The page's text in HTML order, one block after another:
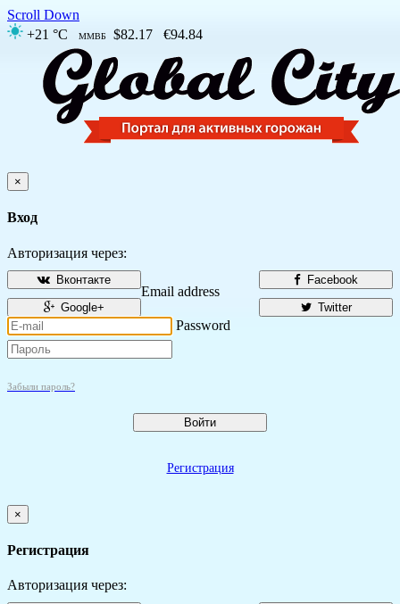
Scroll Down
+21 °C
ММВБ $82.17 €94.84
×
Вход
Авторизация через:
Facebook
Вконтакте
Twitter
Google+
Email address
Password
Забыли пароль?
Войти
Регистрация
×
Регистрация
Авторизация через: